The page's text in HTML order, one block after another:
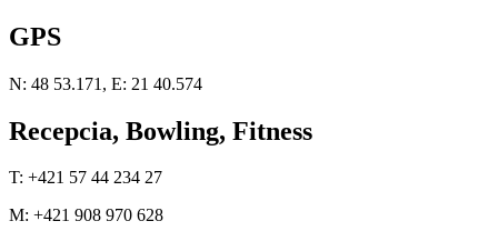
GPS
N: 48 53.171, E: 21 40.574
Recepcia, Bowling, Fitness
T: +421 57 44 234 27
M: +421 908 970 628